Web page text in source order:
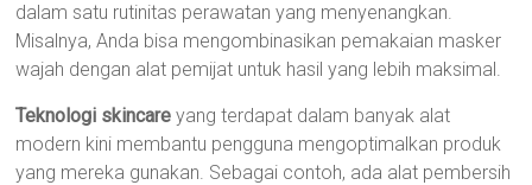
dalam satu rutinitas perawatan yang menyenangkan.
Misalnya, Anda bisa mengombinasikan pemakaian masker
wajah dengan alat pemijat untuk hasil yang lebih maksimal.
Teknologi skincare yang terdapat dalam banyak alat
modern kini membantu pengguna mengoptimalkan produk
yang mereka gunakan. Sebagai contoh, ada alat pembersih